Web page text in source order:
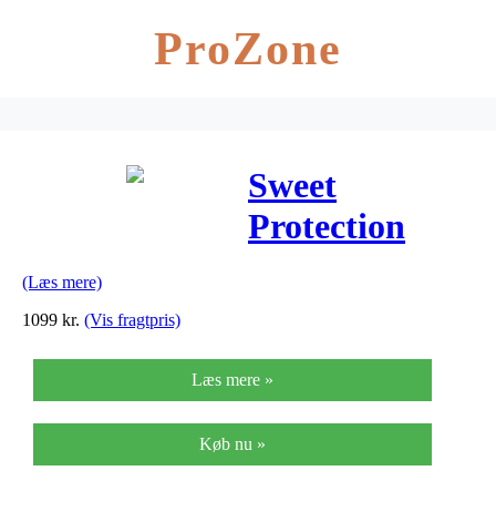
ProZone
Sweet
Protection
hjelm –
Matrød
(Læs mere)
1099 kr. (Vis fragtpris)
Læs mere »
Køb nu »